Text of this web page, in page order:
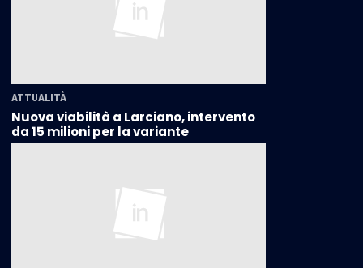
ATTUALITÀ
Nuova viabilità a Larciano, intervento
da 15 milioni per la variante